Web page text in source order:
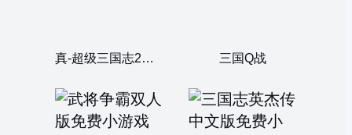
真-超级三国志2中文版 三国Q战